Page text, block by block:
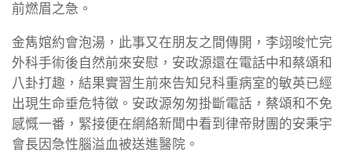
前燃眉之急。
金雋婠約會泡湯，此事又在朋友之間傳開，李翊晙忙完
外科手術後自然前來安慰，安政源還在電話中和蔡頌和
八卦打趣，結果實習生前來告知兒科重病室的敏英已經
出現生命垂危特徵。安政源匆匆掛斷電話，蔡頌和不免
感慨一番，緊接便在網絡新聞中看到律帝財團的安秉宇
會長因急性腦溢血被送進醫院。